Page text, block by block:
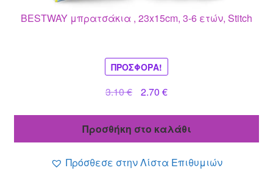
BESTWAY μπρατσάκια , 23x15cm, 3-6 ετών, Stitch
ΠΡΟΣΦΟΡΆ!
3.10€
Original
3.10 €.
2.70 €Η
είναι:
Προσθήκη στο καλάθι
Πρόσθεσε στην Λίστα Επιθυμιών